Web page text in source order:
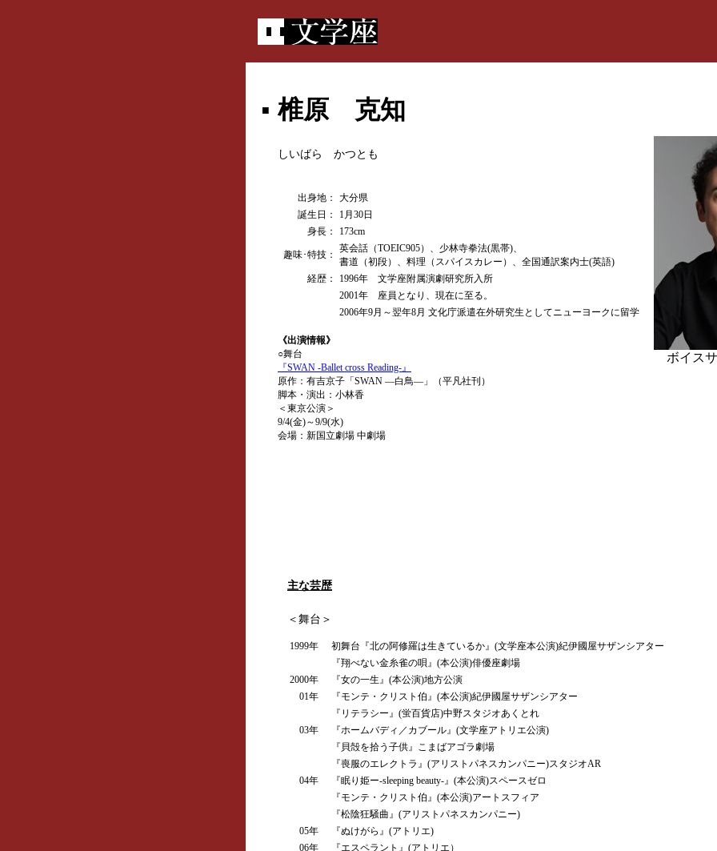
■ 椎原 克知
しいばら かつとも
出身地：
大分県
誕生日：
1月30日
身長：
173cm
趣味･特技：
英会話（TOEIC905）、少林寺拳法(黒帯)、
書道（初段）、料理（スパイスカレー）、全国通訳案内士(英語)
経歴：
1996年 文学座附属演劇研究所入所
2001年 座員となり、現在に至る。
2006年9月～翌年8月 文化庁派遣在外研究生としてニューヨークに留学
《出演情報》
○舞台
『SWAN -Ballet cross Reading-』
原作：有吉京子「SWAN ―白鳥―」（平凡社刊）
脚本・演出：小林香
＜東京公演＞
9/4(金)～9/9(水)
会場：新国立劇場 中劇場
ボイス
主な芸歴
＜舞台＞
1999年
初舞台『北の阿修羅は生きているか』(文学座本公演)紀伊國屋サザンシアター
『翔べない金糸雀の唄』(本公演)俳優座劇場
2000年
『女の一生』(本公演)地方公演
01年
『モンテ・クリスト伯』(本公演)紀伊國屋サザンシアター
『リテラシー』(蛍百貨店)中野スタジオあくとれ
03年
『ホームバディ／カブール』(文学座アトリエ公演)
『貝殻を拾う子供』こまばアゴラ劇場
『喪服のエレクトラ』(アリストパネスカンパニー)スタジオAR
04年
『眠り姫ー-sleeping beauty-』(本公演)スペースゼロ
『モンテ・クリスト伯』(本公演)アートスフィア
『松陰狂騒曲』(アリストパネスカンパニー)
05年
『ぬけがら』(アトリエ)
06年
『エスペラント』(アトリエ）